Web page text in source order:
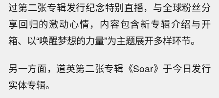
过第二张专辑发行纪念特别直播，与全球粉丝分
享回归的激动心情，内容包含新专辑介绍与开
箱、以“唤醒梦想的力量”为主题展开多样环节。
另一方面，道英第二张专辑《Soar》于今日发行
实体专辑。